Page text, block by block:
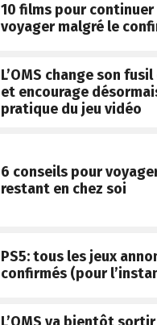
10 films pour continuer
voyager malgré le
L’OMS change son
et encourage
pratique du jeu vidéo
6 conseils pour
restant en chez soi
PS5: tous les jeux
confirmés (pour